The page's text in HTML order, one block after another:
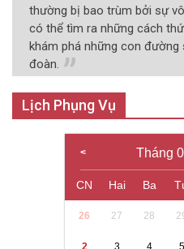
thường bị bao trùm bởi sự
có thể tìm ra những cách
khám phá những con
đoàn.
Lịch Phụng Vụ
Tháng
CN Hai Ba
26 27 28
2 3 4 5